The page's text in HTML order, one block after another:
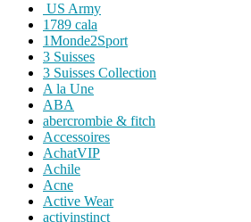
US Army
1789 cala
1Monde2Sport
3 Suisses
3 Suisses Collection
A la Une
ABA
abercrombie & fitch
Accessoires
AchatVIP
Achile
Acne
Active Wear
activinstinct